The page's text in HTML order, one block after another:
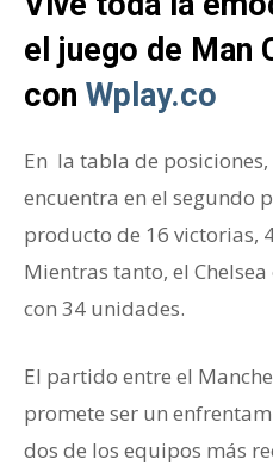
el juego de Man
con Wplay.co
En la tabla de posiciones,
encuentra en el segundo
producto de 16 victorias,
Mientras tanto, el
con 34 unidades.
El partido entre el
promete ser un
dos de los equipos más